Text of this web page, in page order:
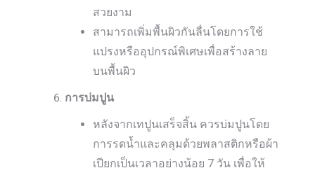
สวยงาม
สามารถเพิ่มพื้นผิวกันลื่นโดยการใช้
แปรงหรืออุปกรณ์พิเศษเพื่อสร้างลาย
บนพื้นผิว
การบ่มปูน
หลังจากเทปูนเสร็จสิ้น ควรบ่มปูนโดย
การรดน้ำและคลุมด้วยพลาสติกหรือผ้า
เปียกเป็นเวลาอย่างน้อย 7 วัน เพื่อให้